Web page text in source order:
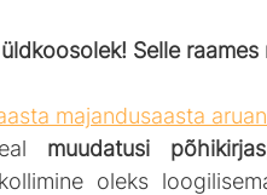
Selle raames
majandusaasta
muudatusi põhikirjas
oleks